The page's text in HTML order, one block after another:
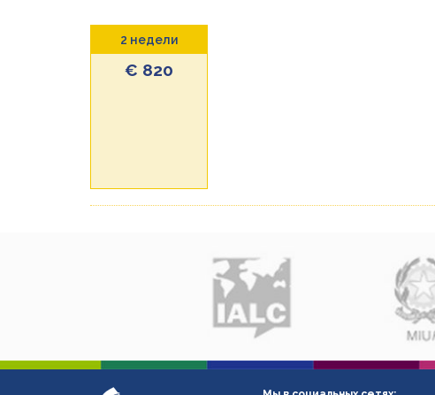
2 недели
€ 820